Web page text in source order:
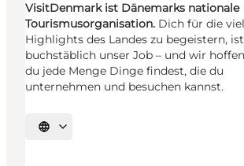
VisitDenmark ist Dänemarks nationale
Tourismusorganisation. Dich für die
Highlights des Landes zu begeistern, ist
buchstäblich unser Job – und wir
du jede Menge Dinge findest, die du
unternehmen und besuchen kannst.
Sprache auswählen